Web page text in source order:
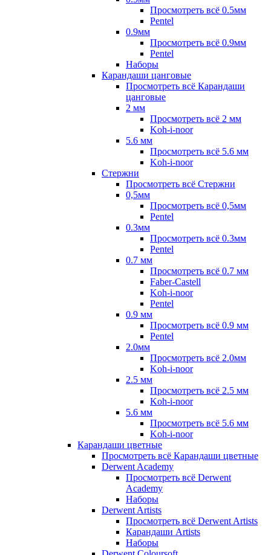
Просмотреть всё 0.5мм
Pentel
0.9мм
Просмотреть всё 0.9мм
Pentel
Наборы
Карандаши цанговые
Просмотреть всё Карандаши
цанговые
2 мм
Просмотреть всё 2 мм
Koh-i-noor
5.6 мм
Просмотреть всё 5.6 мм
Koh-i-noor
Стержни
Просмотреть всё Стержни
0,5мм
Просмотреть всё 0,5мм
Pentel
0.3мм
Просмотреть всё 0.3мм
Pentel
0.7 мм
Просмотреть всё 0.7 мм
Faber-Castell
Koh-i-noor
Pentel
0.9 мм
Просмотреть всё 0.9 мм
Pentel
2.0мм
Просмотреть всё 2.0мм
Koh-i-noor
2.5 мм
Просмотреть всё 2.5 мм
Koh-i-noor
5.6 мм
Просмотреть всё 5.6 мм
Koh-i-noor
Карандаши цветные
Просмотреть всё Карандаши цветные
Derwent Academy
Просмотреть всё Derwent
Academy
Наборы
Derwent Artists
Просмотреть всё Derwent Artists
Карандаши Artists
Наборы